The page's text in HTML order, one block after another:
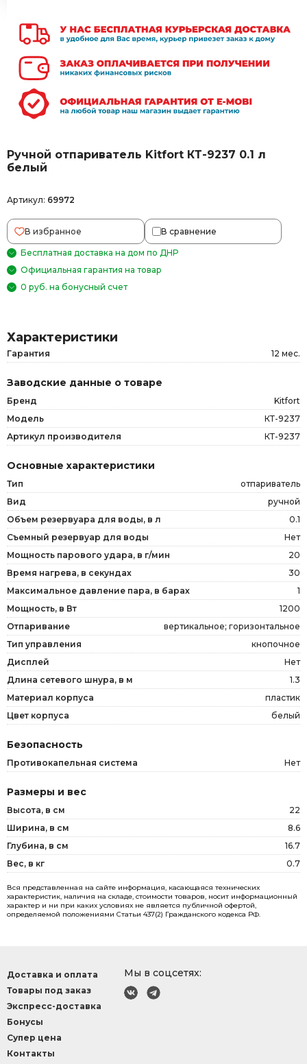
Ручной отпариватель Kitfort КТ-9237 0.1 л
белый
Артикул: 69972
В избранное В сравнение
Бесплатная доставка на дом по ДНР
Официальная гарантия на товар
0 руб. на бонусный счет
Характеристики
Гарантия 12 мес.
Заводские данные о товаре
Бренд
Kitfort
Модель
КТ-9237
Артикул производителя
КТ-9237
Основные характеристики
Тип
отпариватель
Вид
ручной
Объем резервуара для воды, в л
0.1
Съемный резервуар для воды
Нет
Мощность парового удара, в г/мин
20
Время нагрева, в секундах
30
Максимальное давление пара, в барах
1
Мощность, в Вт
1200
Отпаривание
вертикальное; горизонтальное
Тип управления
кнопочное
Дисплей
Нет
Длина сетевого шнура, в м
1.3
Материал корпуса
пластик
Цвет корпуса
белый
Безопасность
Противокапельная система Нет
Размеры и вес
Высота, в см
22
Ширина, в см
8.6
Глубина, в см
16.7
Вес, в кг
0.7
Вся представленная на сайте информация, касающаяся технических
характеристик, наличия на складе, стоимости товаров, носит информационный
характер и ни при каких условиях не является публичной офертой,
определяемой положениями Статьи 437(2) Гражданского кодекса РФ.
Мы в соцсетях:
Доставка и оплата
Товары под заказ
Экспресс-доставка
Бонусы
Супер цена
Контакты